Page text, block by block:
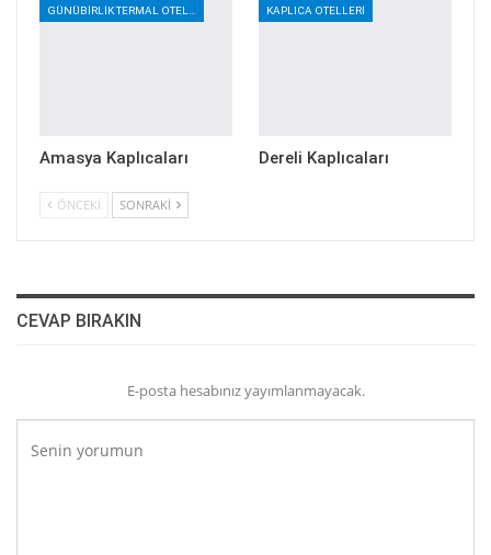
GÜNÜBIRLIK TERMAL OTELLER
Amasya Kaplıcaları
KAPLICA OTELLERI
Dereli Kaplıcaları
ÖNCEKI SONRAKI
CEVAP BIRAKIN
E-posta hesabınız yayımlanmayacak.